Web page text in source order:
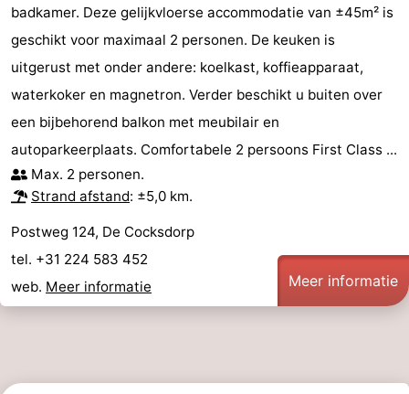
Nieuws
Medische
adressen
Regio
Waddeneilanden
-
Schiermonnikoog
-
Ameland
-
badkamer. Deze gelijkvloerse accommodatie van ±45m² is
geschikt voor maximaal 2 personen. De keuken is
uitgerust met onder andere: koelkast, koffieapparaat,
waterkoker en magnetron. Verder beschikt u buiten over
een bijbehorend balkon met meubilair en
autoparkeerplaats. Comfortabele 2 persoons First Class ...
Max. 2 personen.
Strand afstand: ±5,0 km.
Postweg 124, De Cocksdorp
tel. +31 224 583 452
web. Meer informatie Meer informatie